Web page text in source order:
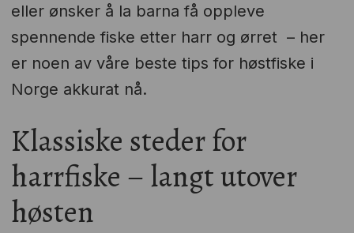
eller ønsker å la barna få oppleve
spennende fiske etter harr og ørret – her
er noen av våre beste tips for høstfiske i
Norge akkurat nå.
Klassiske steder for
harrfiske – langt utover
høsten